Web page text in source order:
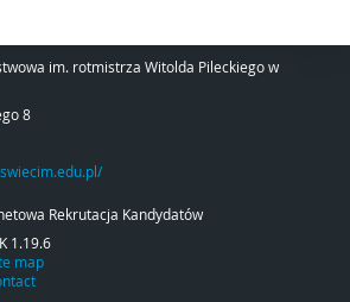
im. rotmistrza Witolda Pileckiego w
8
Rekrutacja Kandydatów
1.19.6
map